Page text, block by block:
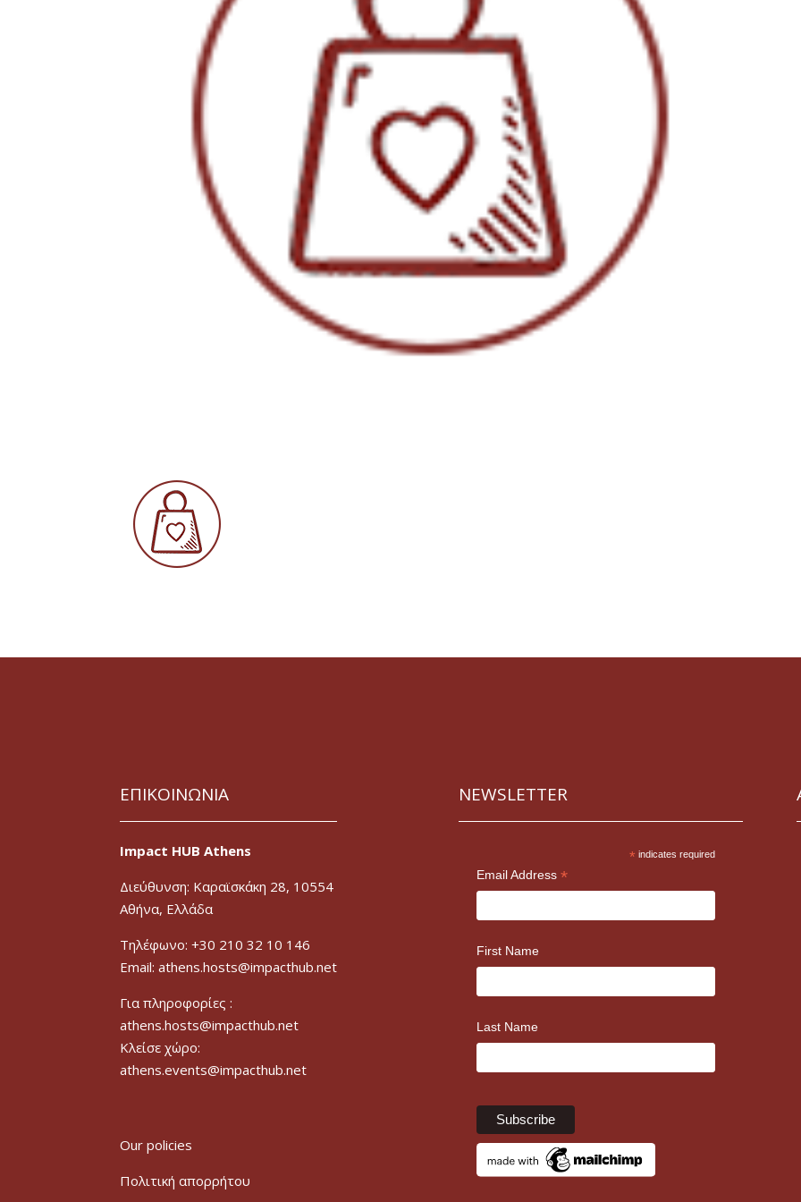
ΕΠΙΚΟΙΝΩΝΙΑ
Impact HUB Athens
Διεύθυνση: Καραϊσκάκη 28, 10554
Αθήνα, Ελλάδα
Τηλέφωνο: +30 210 32 10 146
Email: athens.hosts@impacthub.net
Για πληροφορίες :
athens.hosts@impacthub.net
Κλείσε χώρο:
athens.events@impacthub.net
Our policies
Πολιτική απορρήτου
NEWSLETTER
* indicates required
Email Address *
First Name
Last Name